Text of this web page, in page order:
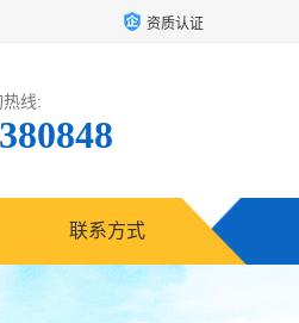
资质认证
线:
联系方式